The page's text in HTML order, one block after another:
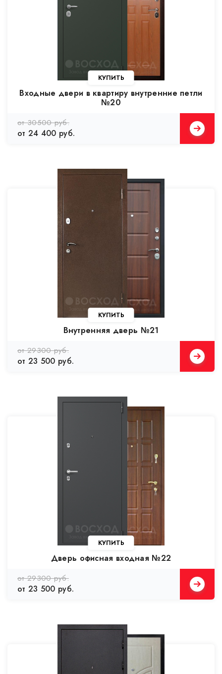
Входные двери в квартиру внутренние петли
№20
от 30500 руб.
от 24 400 руб.
Внутренняя дверь №21
от 29300 руб.
от 23 500 руб.
Дверь офисная входная №22
от 29300 руб.
от 23 500 руб.